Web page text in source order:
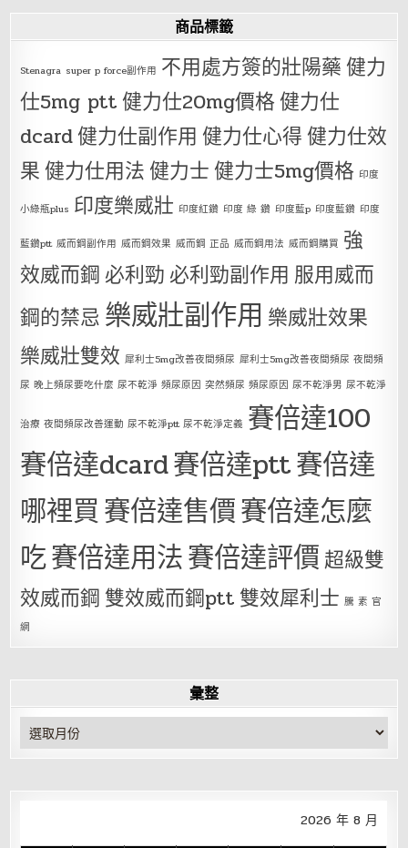
商品標籤
Stenagra super p force副作用 不用處方簽的壯陽藥健力
仕5mg ptt健力仕20mg價格健力仕
dcard健力仕副作用 健力仕心得健力仕效
果健力仕用法健力士健力士5mg價格 印度
小綠瓶plus 印度樂威壯 印度紅鑽 印度 綠 鑽 印度藍p 印度藍鑽 印度
藍鑽ptt 威而鋼副作用 威而鋼效果 威而鋼 正品 威而鋼用法 威而鋼購買 強
效威而鋼 必利勁 必利勁副作用 服用威而
鋼的禁忌 樂威壯副作用 樂威壯效果
樂威壯雙效 犀利士5mg改善夜間頻尿 犀利士5mg改善夜間頻尿 夜間頻
尿 晚上頻尿要吃什麼 尿不乾淨 頻尿原因 突然頻尿 頻尿原因 尿不乾淨男 尿不乾淨
治療 夜間頻尿改善運動 尿不乾淨ptt 尿不乾淨定義 賽倍達100
賽倍達dcard賽倍達ptt賽倍達
哪裡買賽倍達售價賽倍達怎麼
吃賽倍達用法賽倍達評價超級雙
效威而鋼 雙效威而鋼ptt 雙效犀利士 騰 素 官
網
彙整
彙
整
2026 年 8 月